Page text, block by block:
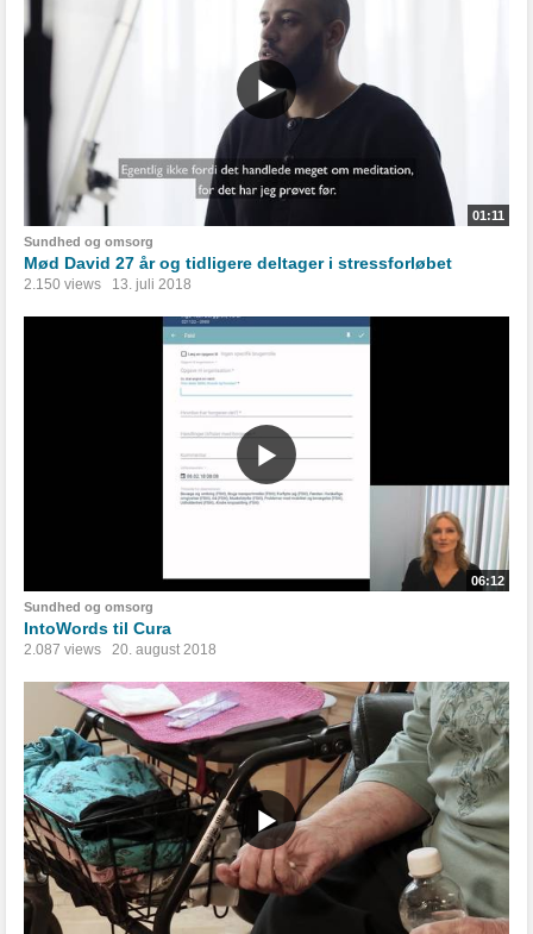
01:11
Sundhed og omsorg
Mød David 27 år og tidligere deltager i stressforløbet
2.150 views 13. juli 2018
06:12
Sundhed og omsorg
IntoWords til Cura
2.087 views 20. august 2018